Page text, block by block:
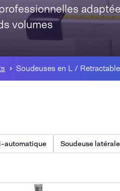
volumes
Soudeuses en L / Retractable
automatique Soudeuse latérale